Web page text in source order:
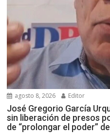
agosto 8, 2026 Editor
José Gregorio García
sin liberación de presos
de “prolongar el poder”